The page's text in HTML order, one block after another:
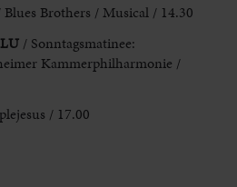
Blues Brothers / Musical / 14.30
/ Sonntagsmatinee:
Kammerphilharmonie /
/ 17.00